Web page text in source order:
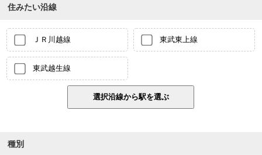
住みたい沿線
ＪＲ川越線 東武東上線
東武越生線
種別